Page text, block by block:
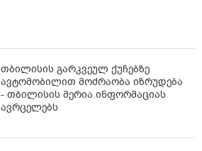
თბილისის გარკვეულ ქუჩებზე
ავტომობილით მოძრაობა იზრუდება
- თბილისის მერია ინფორმაციას
ავრცელებს